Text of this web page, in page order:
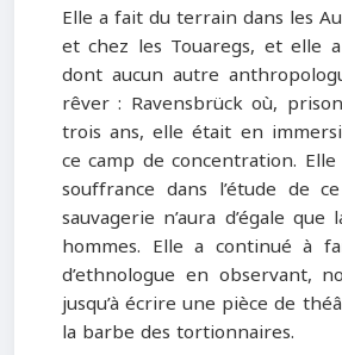
Elle a fait du terrain dans les
et chez les Touaregs, et elle
dont aucun autre
rêver : Ravensbrück où,
trois ans, elle était en
ce camp de concentration.
souffrance dans l’étude de
sauvagerie n’aura d’égale
hommes. Elle a continué à
d’ethnologue en observant,
jusqu’à écrire une pièce de
la barbe des tortionnaires.